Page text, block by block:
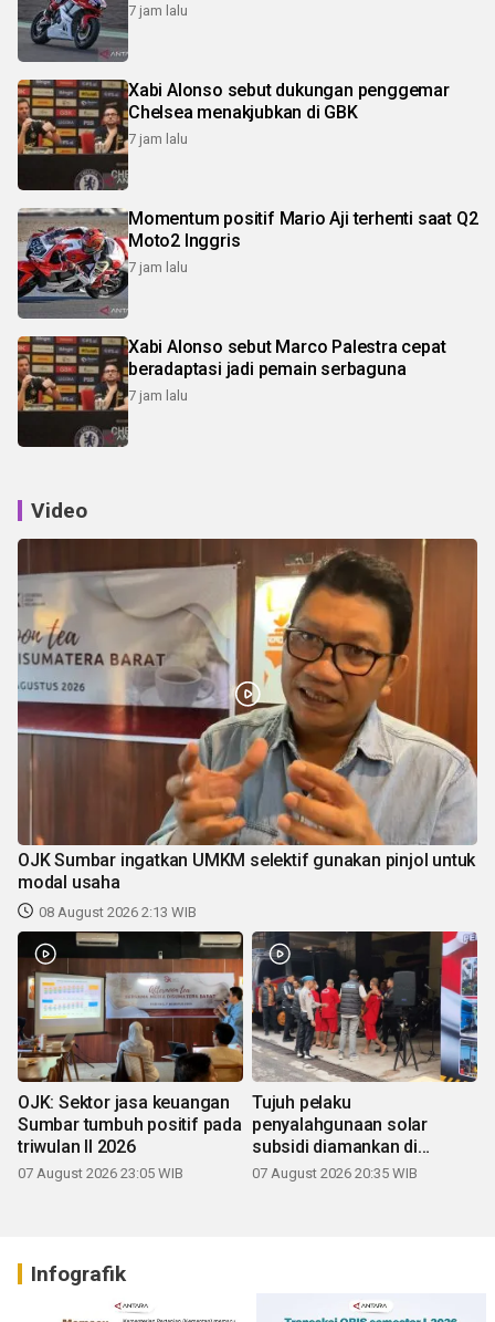
7 jam lalu
Xabi Alonso sebut dukungan penggemar
Chelsea menakjubkan di GBK
7 jam lalu
Momentum positif Mario Aji terhenti saat Q2
Moto2 Inggris
7 jam lalu
Xabi Alonso sebut Marco Palestra cepat
beradaptasi jadi pemain serbaguna
7 jam lalu
Video
OJK Sumbar ingatkan UMKM selektif gunakan pinjol untuk
modal usaha
08 August 2026 2:13 WIB
OJK: Sektor jasa keuangan
Sumbar tumbuh positif pada
triwulan II 2026
07 August 2026 23:05 WIB
Tujuh pelaku
penyalahgunaan solar
subsidi diamankan di
Sumbar
07 August 2026 20:35 WIB
Infografik